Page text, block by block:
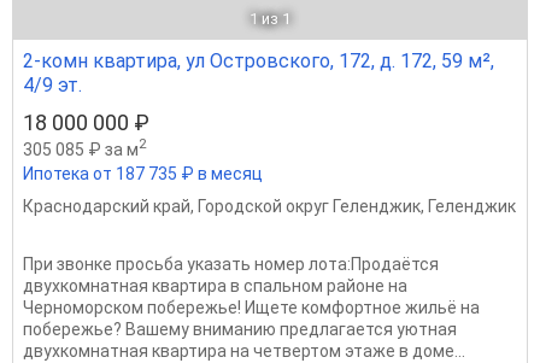
1 из 1
2-комн квартира, ул Островского, 172, д. 172, 59 м²,
4/9 эт.
18 000 000 ₽
305 085 ₽ за м2
Ипотека от 187 735 ₽ в месяц
Краснодарский край, Городской округ Геленджик, Геленджик
При звонке просьба указать номер лота:Продаётся
двухкомнатная квартира в спальном районе на
Черноморском побережье! Ищете комфортное жильё на
побережье? Вашему вниманию предлагается уютная
двухкомнатная квартира на четвертом этаже в доме...